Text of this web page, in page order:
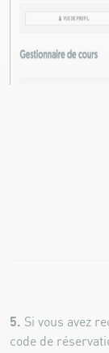
5. Si vous avez
code de